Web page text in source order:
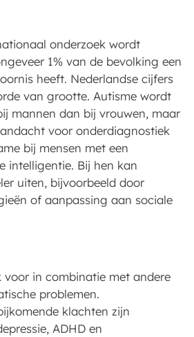
onderzoek wordt
1% van de bevolking een
heeft. Nederlandse cijfers
van grootte. Autisme wordt
mannen dan bij vrouwen, maar
voor onderdiagnostiek
bij mensen met een
intelligentie. Bij hen kan
uiten, bijvoorbeeld door
of aanpassing aan sociale
voor in combinatie met andere
problemen.
klachten zijn
ADHD en